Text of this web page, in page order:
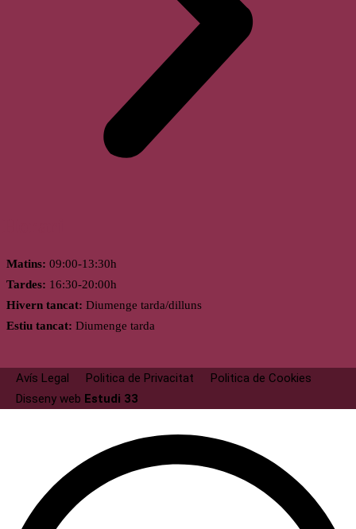
Matins: 09:00-13:30h
Tardes: 16:30-20:00h
Hivern tancat: Diumenge tarda/dilluns
Estiu tancat: Diumenge tarda
Avís Legal Politica de Privacitat
Politica de Cookies
Disseny web Estudi 33